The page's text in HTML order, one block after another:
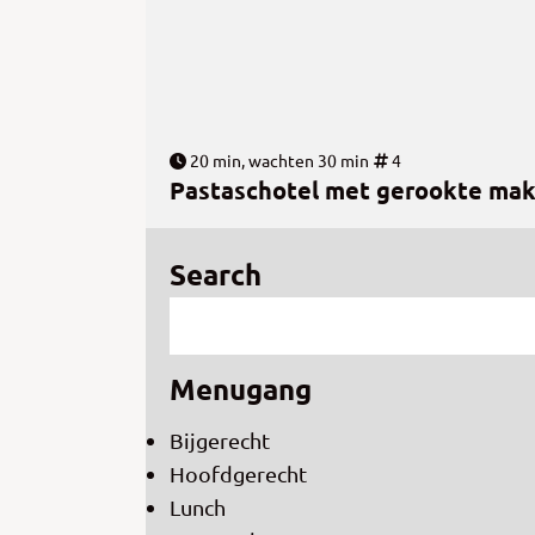
20 min, wachten 30 min 4
Pastaschotel met gerookte
Search
Menugang
Bijgerecht
Hoofdgerecht
Lunch